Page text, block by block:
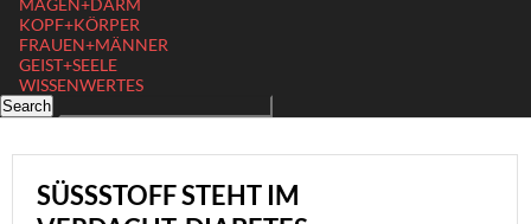
MAGEN+DARM
KOPF+KÖRPER
FRAUEN+MÄNNER
GEIST+SEELE
WISSENWERTES
SÜSSSTOFF STEHT IM V